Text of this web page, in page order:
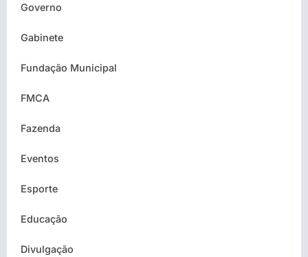
Governo
Gabinete
Fundação Municipal
FMCA
Fazenda
Eventos
Esporte
Educação
Divulgação